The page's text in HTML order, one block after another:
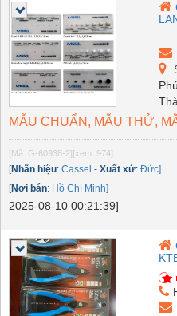
MẪU CHUẨN, MẪU THỬ,
[Mã: G-60938-2] [xem: 974]
[Nhãn hiệu: Cassel - Xuất xứ: Đức]
[Nơi bán: Hồ Chí Minh]
2025-08-10 00:21:39]